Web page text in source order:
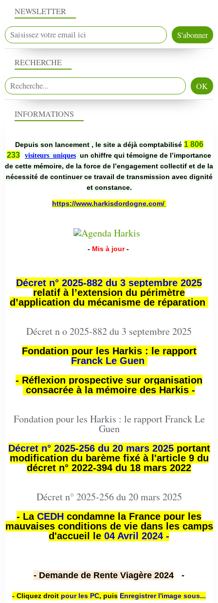
NEWSLETTER
RECHERCHE
INFORMATIONS
Depuis son lancement , le site a déjà comptabilisé 1 806
233
visiteurs uniques un chiffre qui témoigne de l’importance
de cette mémoire, de la force de l’engagement collectif et de la
nécessité de continuer ce travail de transmission avec dignité
et constance.
https://www.harkisdordogne.com/
- Mis à jour -
Décret n° 2025-882 du 3 septembre 2025
relatif à l’extension du périmètre
d’application du mécanisme de réparation
Décret n o 2025-882 du 3 septembre 2025
Fondation pour les Harkis : le rapport
Franck Le Guen
- Réflexion prospective sur organisation
consacrée à la mémoire des Harkis -
Fondation pour les Harkis : le rapport Franck Le
Guen
Décret n° 2025-256 du 20 mars 2025portant
modification du barème fixé à l'article 9 du
décret n° 2022-394 du 18 mars 2022
Décret n° 2025-256 du 20 mars 2025
- La CEDH condamne la France pour les
mauvaises conditions de vie dans les camps
d'accueil le 04 Avril 2024 -
- Demande de Rente Viagère 2024 -
- Cliquez droit pour les PC, puis Enregistrer l'image sous...